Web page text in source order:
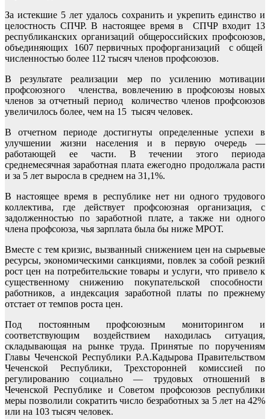
За истекшие 5 лет удалось сохранить и укрепить единство и
целостность СПЧР. В настоящее время в СПЧР входит 13
республиканских организаций общероссийских профсоюзов,
объединяющих 1607 первичных профорганизаций с общей
численностью более 112 тысяч членов профсоюзов.
В результате реализации мер по усилению мотивации
профсоюзного членства, вовлечению в профсоюзы новых
членов за отчетный период количество членов профсоюзов
увеличилось более, чем на 15 тысяч человек.
В отчетном периоде достигнуты определенные успехи в
улучшении жизни населения и в первую очередь —
работающей ее части. В течении этого периода
среднемесячная заработная плата ежегодно продолжала расти
и за 5 лет выросла в среднем на 31,1%.
В настоящее время в республике нет ни одного трудового
коллектива, где действует профсоюзная организация, с
задолженностью по заработной плате, а также ни одного
члена профсоюза, чья зарплата была бы ниже МРОТ.
Вместе с тем кризис, вызванный снижением цен на сырьевые
ресурсы, экономическими санкциями, повлек за собой резкий
рост цен на потребительские товары и услуги, что привело к
существенному снижению покупательской способности
работников, а индексация заработной платы по прежнему
отстает от темпов роста цен.
Под постоянным профсоюзным мониторингом и
соответствующим воздействием находилась ситуация,
складывающая на рынке труда. Принятые по поручениям
Главы Чеченской Республики Р.А.Кадырова Правительством
Чеченской Республики, Трехсторонней комиссией по
регулированию социально — трудовых отношений в
Чеченской Республике и Советом профсоюзов республики
меры позволили сократить число безработных за 5 лет на 42%
или на 103 тысяч человек.